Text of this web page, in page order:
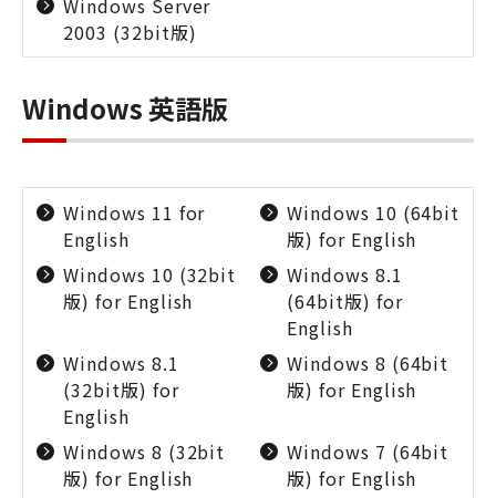
Windows Server
2003 (32bit版)
Windows 英語版
Windows 11 for
English
Windows 10 (64bit
版) for English
Windows 10 (32bit
版) for English
Windows 8.1
(64bit版) for
English
Windows 8.1
(32bit版) for
English
Windows 8 (64bit
版) for English
Windows 8 (32bit
版) for English
Windows 7 (64bit
版) for English